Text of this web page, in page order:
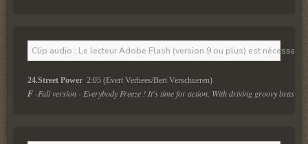
Clip audio : Le lecteur Adobe Flash (version 9 ou plus) est
24.Street Power 2:05 (Evert Verhees/Bert Verschueren)
F -Full version - Everybody Freeze ! It's time for action. With driving groovy brass